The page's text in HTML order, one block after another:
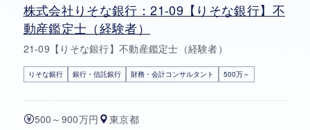
株式会社りそな銀行：21-09【りそな銀行】不
動産鑑定士（経験者）
21-09【りそな銀行】不動産鑑定士（経験者）
りそな銀行 銀行・信託銀行 財務・会計コンサルタント 500万～
500～900万円 東京都